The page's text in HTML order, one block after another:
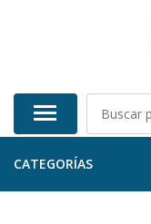
CATEGORÍAS